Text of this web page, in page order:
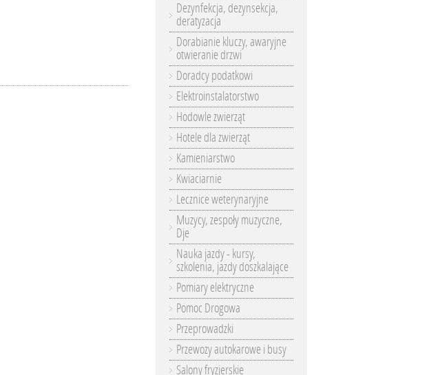
Dezynfekcja, dezynsekcja,
deratyzacja
Dorabianie kluczy, awaryjne
otwieranie drzwi
Doradcy podatkowi
Elektroinstalatorstwo
Hodowle zwierząt
Hotele dla zwierząt
Kamieniarstwo
Kwiaciarnie
Lecznice weterynaryjne
Muzycy, zespoły muzyczne,
Dje
Nauka jazdy - kursy,
szkolenia, jazdy doszkalające
Pomiary elektryczne
Pomoc Drogowa
Przeprowadzki
Przewozy autokarowe i busy
Salony fryzjerskie